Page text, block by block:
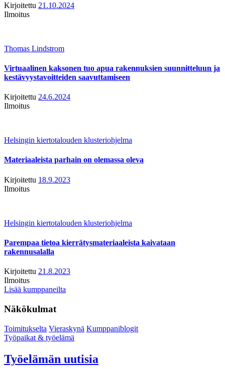
Kirjoitettu 21.10.2024
Ilmoitus
Thomas Lindstrom
Virtuaalinen kaksonen tuo apua rakennuksien suunnitteluun ja
kestävyystavoitteiden saavuttamiseen
Kirjoitettu 24.6.2024
Ilmoitus
Helsingin kiertotalouden klusteriohjelma
Materiaaleista parhain on olemassa oleva
Kirjoitettu 18.9.2023
Ilmoitus
Helsingin kiertotalouden klusteriohjelma
Parempaa tietoa kierrätysmateriaaleista kaivataan
rakennusalalla
Kirjoitettu 21.8.2023
Ilmoitus
Lisää kumppaneilta
Näkökulmat
Toimitukselta Vieraskynä Kumppaniblogit
Työpaikat & työelämä
Työelämän uutisia